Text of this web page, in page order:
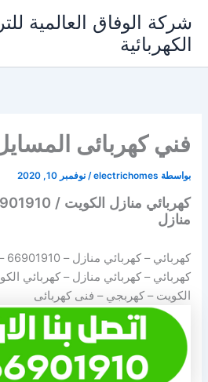
المحتوى
شركة الوفاق العالمية
الكهربائية
فني كهربائى
بواسطة electrichomes
/نوفمبر 10, 2020
منازل
كهربائي – كهربائي منازل –66901910
كهربائي – كهربائي منازل – كهربائي
الكويت – كهربجي – فنى كهربائى